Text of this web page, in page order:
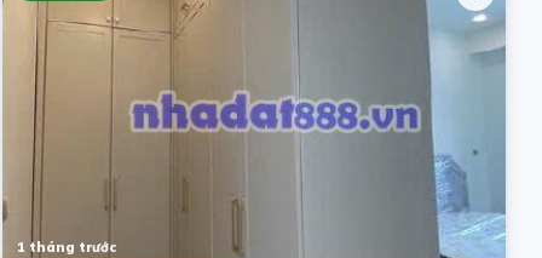
1 tháng trước